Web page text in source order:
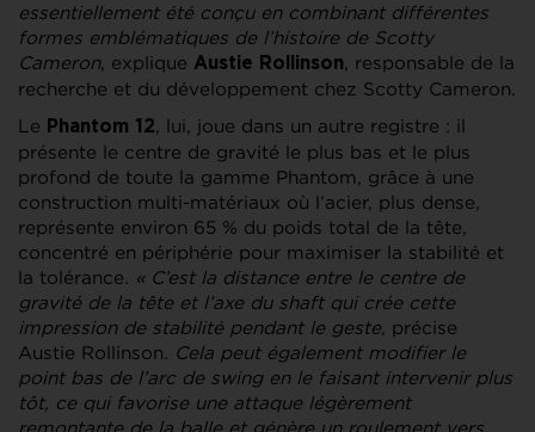
essentiellement été conçu en combinant différentes
formes emblématiques de l’histoire de Scotty
Cameron, explique Austie Rollinson, responsable de la
recherche et du développement chez Scotty Cameron.
Le Phantom 12, lui, joue dans un autre registre : il
présente le centre de gravité le plus bas et le plus
profond de toute la gamme Phantom, grâce à une
construction multi-matériaux où l’acier, plus dense,
représente environ 65 % du poids total de la tête,
concentré en périphérie pour maximiser la stabilité et
la tolérance. « C’est la distance entre le centre de
gravité de la tête et l’axe du shaft qui crée cette
impression de stabilité pendant le geste, précise
Austie Rollinson. Cela peut également modifier le
point bas de l’arc de swing en le faisant intervenir plus
tôt, ce qui favorise une attaque légèrement